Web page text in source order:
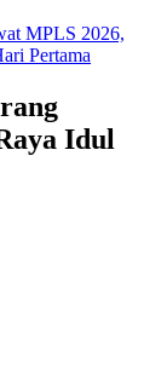
MPLS 2026,
Pertama
Idul